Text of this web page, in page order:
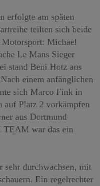
unter:
erfolgte am späten
teilten sich beide
Michael
Le Mans Sieger
stand Beni Hotz aus
einem anfänglichen
sich Marco Fink in
auf Platz 2 vorkämpfen
aus Dortmund
TEAM war das ein
sehr durchwachsen, mit
Ein regelrechter